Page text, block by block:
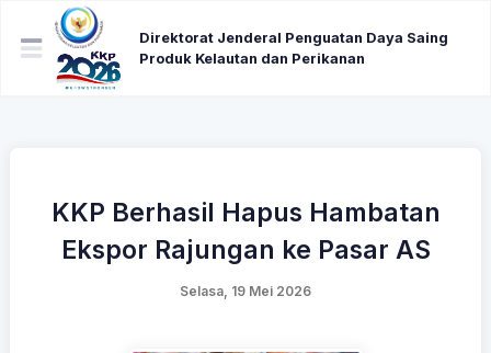
Direktorat Jenderal Penguatan Daya Saing
Produk Kelautan dan Perikanan
KKP Berhasil Hapus Hambatan
Ekspor Rajungan ke Pasar AS
Selasa, 19 Mei 2026